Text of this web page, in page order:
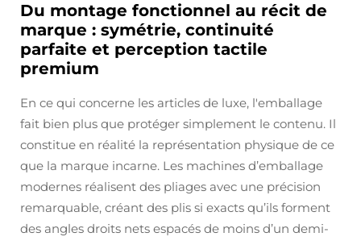
Du montage fonctionnel au récit de
marque : symétrie, continuité
parfaite et perception tactile
premium
En ce qui concerne les articles de luxe, l'emballage
fait bien plus que protéger simplement le contenu. Il
constitue en réalité la représentation physique de ce
que la marque incarne. Les machines d’emballage
modernes réalisent des pliages avec une précision
remarquable, créant des plis si exacts qu’ils forment
des angles droits nets espacés de moins d’un demi-